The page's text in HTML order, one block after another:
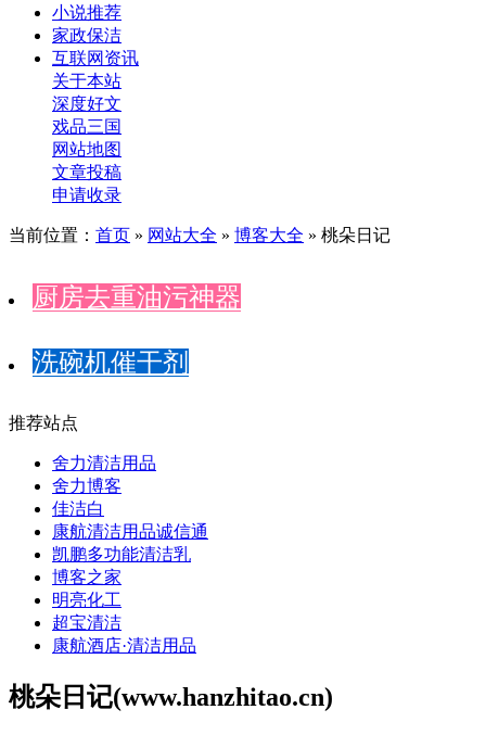
小说推荐
家政保洁
互联网资讯
关于本站
深度好文
戏品三国
网站地图
文章投稿
申请收录
当前位置： 首页 » 网站大全 » 博客大全 » 桃朵日记
厨房去重油污神器
洗碗机催干剂
推荐站点
舍力清洁用品
舍力博客
佳洁白
康航清洁用品诚信通
凯鹏多功能清洁乳
博客之家
明亮化工
超宝清洁
康航酒店·清洁用品
桃朵日记(www.hanzhitao.cn)